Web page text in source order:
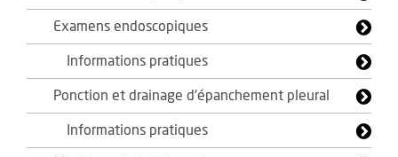
Examens endoscopiques
Informations pratiques
Ponction et drainage d'épanchement pleural
Informations pratiques